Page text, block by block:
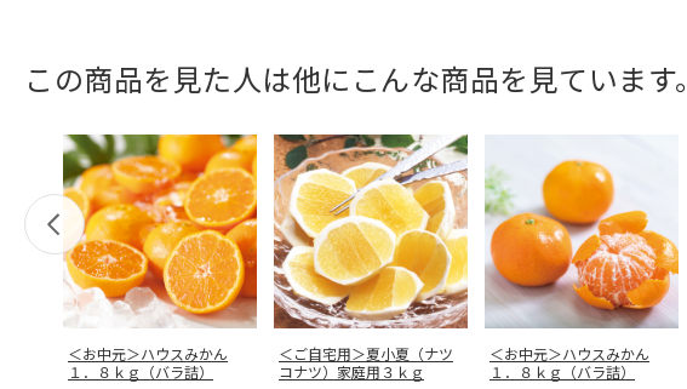
この商品を見た人は他にこんな商品を見ています。
＜お中元＞ハウスみかん
１．８ｋｇ（バラ詰）
＜ご自宅用＞夏小夏（ナツ
コナツ）家庭用３ｋｇ
＜お中元＞ハウスみかん
１．８ｋｇ（バラ詰）